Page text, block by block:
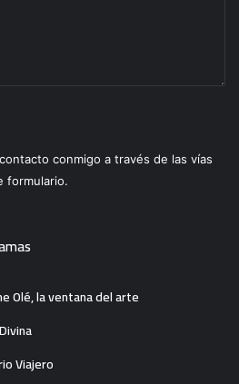
conmigo a través de las vías
formulario.
Olé, la ventana del arte
Viajero